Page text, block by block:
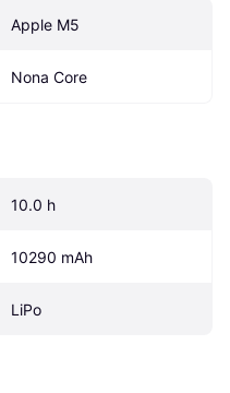
Apple M5
Nona Core
10.0 h
10290 mAh
LiPo